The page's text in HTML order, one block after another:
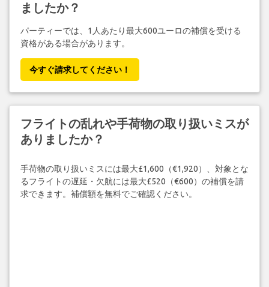
ましたか？
パーティーでは、1人あたり最大600ユーロの補償を受ける
資格がある場合があります。
今すぐ請求してください！
フライトの乱れや手荷物の取り扱いミスが
ありましたか？
手荷物の取り扱いミスには最大£1,600（€1,920）、対象とな
るフライトの遅延・欠航には最大£520（€600）の補償を請
求できます。補償額を無料でご確認ください。